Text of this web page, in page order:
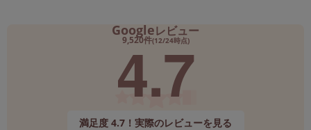
Googleレビュー
9,520件(12/24時点)
4.7
満足度 4.7！実際のレビューを見る